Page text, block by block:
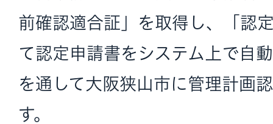
前確認適合証」を取得し、「認
て認定申請書をシステム上で自
を通して大阪狭山市に管理計画
す。